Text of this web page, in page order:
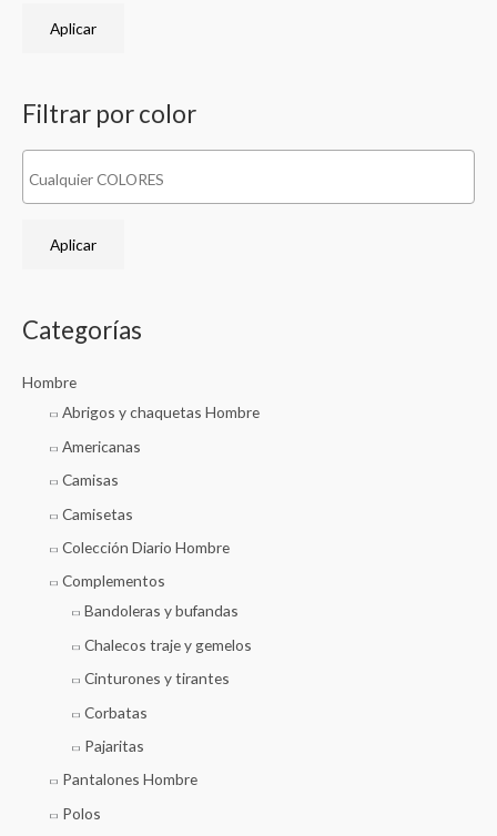
Aplicar
Filtrar por color
Aplicar
Categorías
Hombre
Abrigos y chaquetas Hombre
Americanas
Camisas
Camisetas
Colección Diario Hombre
Complementos
Bandoleras y bufandas
Chalecos traje y gemelos
Cinturones y tirantes
Corbatas
Pajaritas
Pantalones Hombre
Polos